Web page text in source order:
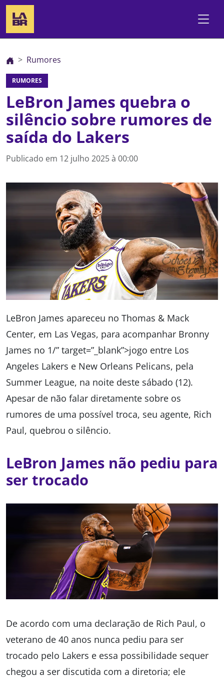
Rumores
RUMORES
LeBron James quebra o
silêncio sobre rumores de
saída do Lakers
Publicado em 12 julho 2025 à 00:00
LeBron James apareceu no Thomas & Mack
Center, em Las Vegas, para acompanhar Bronny
James no 1/” target=”_blank”>jogo entre Los
Angeles Lakers e New Orleans Pelicans, pela
Summer League, na noite deste sábado (12).
Apesar de não falar diretamente sobre os
rumores de uma possível troca, seu agente, Rich
Paul, quebrou o silêncio.
LeBron James não pediu para
ser trocado
De acordo com uma declaração de Rich Paul, o
veterano de 40 anos nunca pediu para ser
trocado pelo Lakers e essa possibilidade sequer
chegou a ser discutida com a diretoria; ele